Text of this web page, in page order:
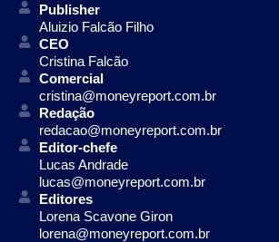
Publisher
Aluizio Falcão Filho
CEO
Cristina Falcão
Comercial
cristina@moneyreport.com.br
Redação
redacao@moneyreport.com.br
Editor-chefe
Lucas Andrade
lucas@moneyreport.com.br
Editores
Lorena Scavone Giron
lorena@moneyreport.com.br